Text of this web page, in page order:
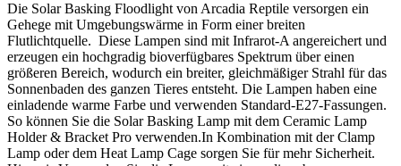
Die Solar Basking Floodlight von Arcadia Reptile versorgen ein
Gehege mit Umgebungswärme in Form einer breiten
Flutlichtquelle. Diese Lampen sind mit Infrarot-A angereichert und
erzeugen ein hochgradig bioverfügbares Spektrum über einen
größeren Bereich, wodurch ein breiter, gleichmäßiger Strahl für das
Sonnenbaden des ganzen Tieres entsteht. Die Lampen haben eine
einladende warme Farbe und verwenden Standard-E27-Fassungen.
So können Sie die Solar Basking Lamp mit dem Ceramic Lamp
Holder & Bracket Pro verwenden.In Kombination mit der Clamp
Lamp oder dem Heat Lamp Cage sorgen Sie für mehr Sicherheit.